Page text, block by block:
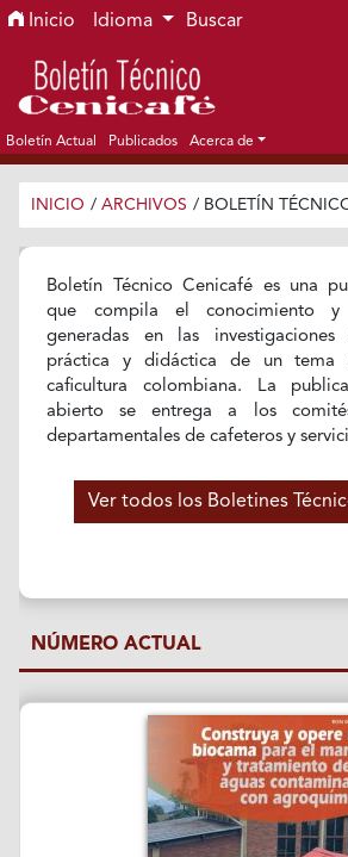
Ir al menú de navegación principal
Ir al contenido principal
Ir al pie de página del sitio
Inicio Idioma Buscar
Boletín Actual Publicados Acerca de
INICIO / ARCHIVOS / BOLETÍN
Boletín Técnico Cenicafé es una
que compila el conocimiento y
generadas en las
práctica y didáctica de un tema
caficultura colombiana. La
abierto se entrega a los
departamentales de cafeteros y
Ver todos los Boletines
NÚMERO ACTUAL